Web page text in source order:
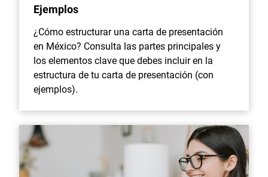
Ejemplos
¿Cómo estructurar una carta de presentación
en México? Consulta las partes principales y
los elementos clave que debes incluir en la
estructura de tu carta de presentación (con
ejemplos).